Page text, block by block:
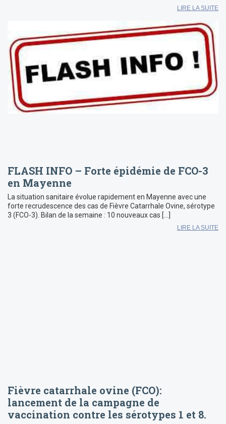
LIRE LA SUITE
FLASH INFO – Forte épidémie de FCO-3
en Mayenne
La situation sanitaire évolue rapidement en Mayenne avec une
forte recrudescence des cas de Fièvre Catarrhale Ovine, sérotype
3 (FCO-3). Bilan de la semaine : 10 nouveaux cas […]
LIRE LA SUITE
Fièvre catarrhale ovine (FCO):
lancement de la campagne de
vaccination contre les sérotypes 1 et 8.